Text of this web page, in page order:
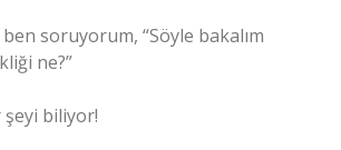
soruyorum, “Söyle bakalım
ne?”
biliyor!